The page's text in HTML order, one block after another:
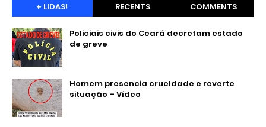
+ LIDAS! RECENTS COMMENTS
Policiais civis do Ceará decretam estado
de greve
Homem presencia crueldade e reverte
situação – Vídeo